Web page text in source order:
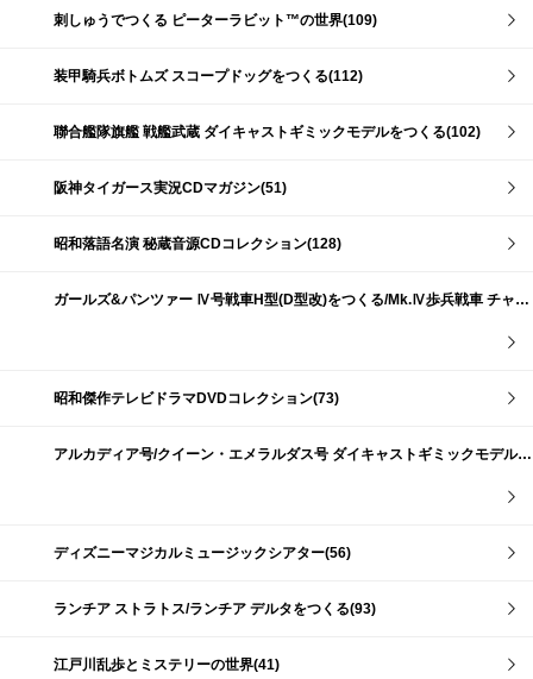
刺しゅうでつくる ピーターラビット™の世界(109)
装甲騎兵ボトムズ スコープドッグをつくる(112)
聯合艦隊旗艦 戦艦武蔵 ダイキャストギミックモデルをつくる(102)
阪神タイガース実況CDマガジン(51)
昭和落語名演 秘蔵音源CDコレクション(128)
ガールズ&パンツァー Ⅳ号戦車H型(D型改)をつくる/Mk.Ⅳ歩兵戦車 チャーチルMk.Ⅶをつくる(191)
昭和傑作テレビドラマDVDコレクション(73)
アルカディア号/クイーン・エメラルダス号 ダイキャストギミックモデルをつくる(159)
ディズニーマジカルミュージックシアター(56)
ランチア ストラトス/ランチア デルタをつくる(93)
江戸川乱歩とミステリーの世界(41)